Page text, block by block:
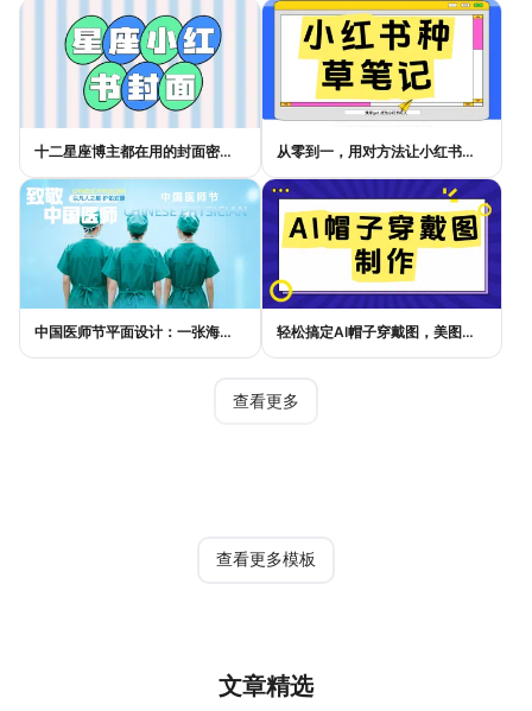
十二星座博主都在用的封面密码，星座小红书封面标题这样写才吸睛 从零到一，用对方法让小红书种草笔记的流量自己找上门
中国医师节平面设计：一张海报如何讲好白衣故事 轻松搞定AI帽子穿戴图，美图设计室电商主图教程
查看更多
查看更多模板
文章精选